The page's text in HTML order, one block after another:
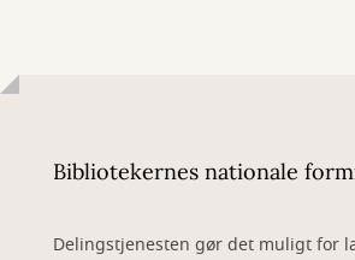
Bibliotekernes nationale
Delingstjenesten gør det muligt for